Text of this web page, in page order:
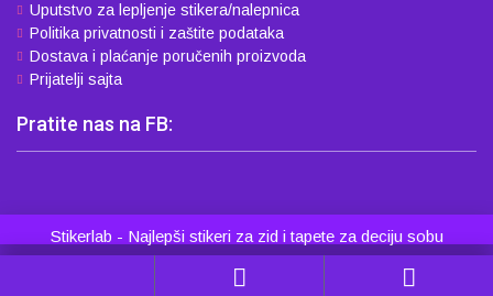
Uputstvo za lepljenje stikera/nalepnica
Politika privatnosti i zaštite podataka
Dostava i plaćanje poručenih proizvoda
Prijatelji sajta
Pratite nas na FB:
Stikerlab - Najlepši stikeri za zid i tapete za deciju sobu